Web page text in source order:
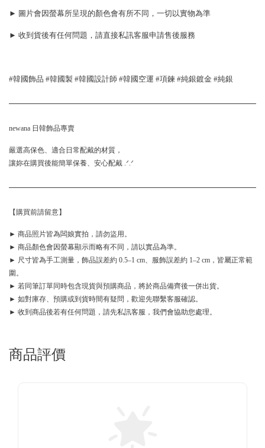
► 圖片會因螢幕所呈現的顏色會有所不同，一切以實物為準
► 收到貨後有任何問題，請直接私訊客服申請售後服務
#韓國飾品 #韓國製 #韓國設計師 #韓國空運 #項鍊 #純銀鍍金 #純銀
newana 日韓飾品專賣
嚴選高保色、適合日常配戴的材質，
讓妳在購買後能簡單保養、安心配戴 .ᐟ.ᐟ
【購買前請留意】
► 商品照片皆為闆娘實拍，請勿盜用。
► 商品顏色會因螢幕顯示而略有不同，請以實品為準。
► 尺寸皆為手工測量，飾品誤差約 0.5–1 cm、服飾誤差約 1–2 cm，皆屬正常範
圍。
► 若同筆訂單同時包含現貨與預購商品，將於商品備齊後一併出貨。
► 如對庫存、預購或到貨時間有疑問，歡迎先聯繫客服確認。
► 收到商品後若有任何問題，請先私訊客服，我們會協助您處理。
商品評價